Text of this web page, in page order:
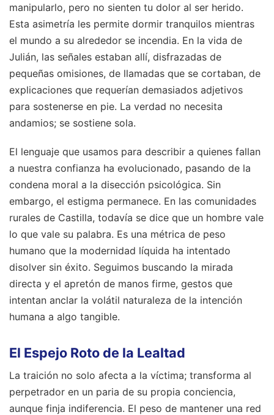
manipularlo, pero no sienten tu dolor al ser herido.
Esta asimetría les permite dormir tranquilos mientras
el mundo a su alrededor se incendia. En la vida de
Julián, las señales estaban allí, disfrazadas de
pequeñas omisiones, de llamadas que se cortaban, de
explicaciones que requerían demasiados adjetivos
para sostenerse en pie. La verdad no necesita
andamios; se sostiene sola.
El lenguaje que usamos para describir a quienes fallan
a nuestra confianza ha evolucionado, pasando de la
condena moral a la disección psicológica. Sin
embargo, el estigma permanece. En las comunidades
rurales de Castilla, todavía se dice que un hombre vale
lo que vale su palabra. Es una métrica de peso
humano que la modernidad líquida ha intentado
disolver sin éxito. Seguimos buscando la mirada
directa y el apretón de manos firme, gestos que
intentan anclar la volátil naturaleza de la intención
humana a algo tangible.
El Espejo Roto de la Lealtad
La traición no solo afecta a la víctima; transforma al
perpetrador en un paria de su propia conciencia,
aunque finja indiferencia. El peso de mantener una red